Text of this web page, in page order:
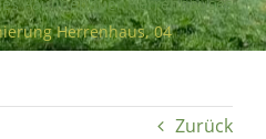
Herrenhaus, 04
Zurück